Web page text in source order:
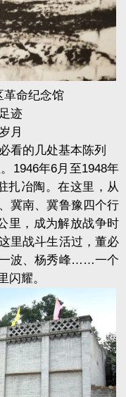
革命纪念馆
迹
月
看的几处基本陈列
年6月至1948年
扎冶陶。在这里，从
冀南、冀鲁豫四个行
里，成为解放战争时
里战斗生活过，董必
波、杨秀峰……一个
闪耀。